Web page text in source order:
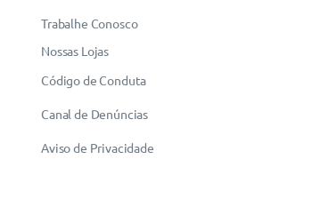
Trabalhe Conosco
Nossas Lojas
Código de Conduta
Canal de Denúncias
Aviso de Privacidade